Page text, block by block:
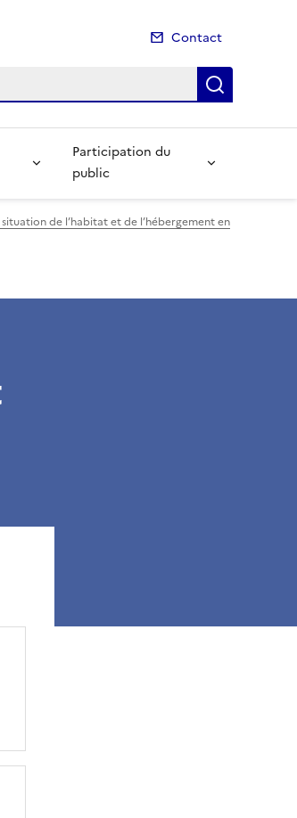
Contact
Participation du
public
de l’habitat et de l’hébergement en